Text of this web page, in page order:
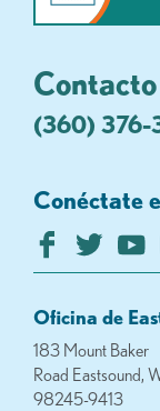
Contacto
(360) 376-
Conéctate
Oficina de
183 Mount Baker
Road Eastsound,
98245-9413